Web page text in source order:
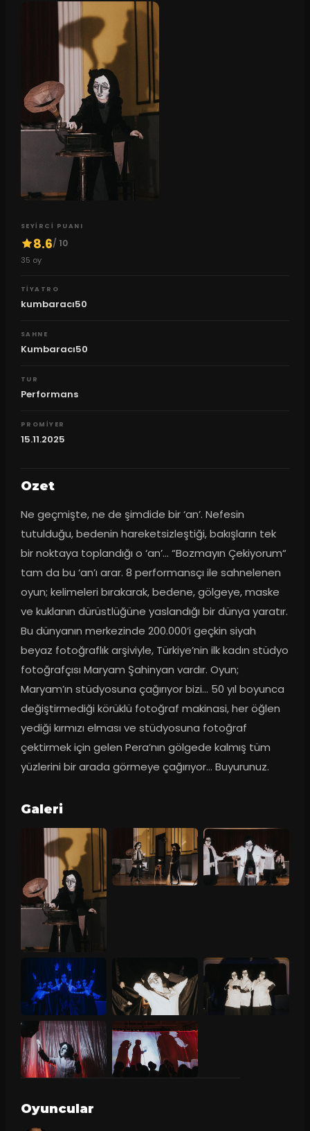
SEYIRCI PUANI
8.6/ 10
35 oy
TIYATRO
kumbaracı50
SAHNE
Kumbaracı50
TUR
Performans
PROMIYER
15.11.2025
Ozet
Ne geçmişte, ne de şimdide bir ‘an’. Nefesin
tutulduğu, bedenin hareketsizleştiği, bakışların tek
bir noktaya toplandığı o ‘an’… “Bozmayın Çekiyorum“
tam da bu ‘an’ı arar. 8 performansçı ile sahnelenen
oyun; kelimeleri bırakarak, bedene, gölgeye, maske
ve kuklanın dürüstlüğüne yaslandığı bir dünya yaratır.
Bu dünyanın merkezinde 200.000’i geçkin siyah
beyaz fotoğraflık arşiviyle, Türkiye’nin ilk kadın stüdyo
fotoğrafçısı Maryam Şahinyan vardır. Oyun;
Maryam’ın stüdyosuna çağırıyor bizi… 50 yıl boyunca
değiştirmediği körüklü fotoğraf makinasi, her öğlen
yediği kırmızı elması ve stüdyosuna fotoğraf
çektirmek için gelen Pera’nın gölgede kalmış tüm
yüzlerini bir arada görmeye çağırıyor… Buyurunuz.
Galeri
Oyuncular